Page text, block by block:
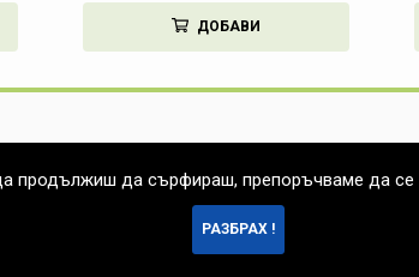
ДОБАВИ
продължиш да сърфираш, препоръчваме да
РАЗБРАХ !